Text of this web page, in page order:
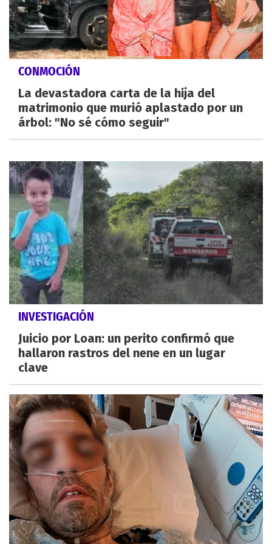
CONMOCIÓN
La devastadora carta de la hija del
matrimonio que murió aplastado por un
árbol: "No sé cómo seguir"
INVESTIGACIÓN
Juicio por Loan: un perito confirmó que
hallaron rastros del nene en un lugar
clave